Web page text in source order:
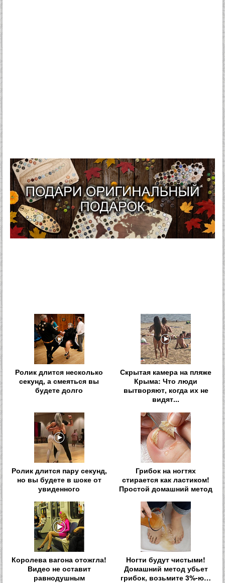
Ролик длится несколько
секунд, а смеяться вы
будете долго
Скрытая камера на пляже
Крыма: Что люди
вытворяют, когда их не
видят...
Ролик длится пару секунд,
но вы будете в шоке от
увиденного
Грибок на ногтях
стирается как ластиком!
Простой домашний метод
Королева вагона отожгла!
Видео не оставит
равнодушным
Ногти будут чистыми!
Домашний метод убьет
грибок, возьмите 3%-ю…